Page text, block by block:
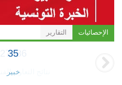
الإحصائيات التقارير
35
خبير